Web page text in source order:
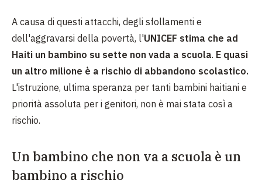
A causa di questi attacchi, degli sfollamenti e
dell'aggravarsi della povertà, l'UNICEF stima che ad
Haiti un bambino su sette non vada a scuola. E quasi
un altro milione è a rischio di abbandono scolastico.
L'istruzione, ultima speranza per tanti bambini haitiani e
priorità assoluta per i genitori, non è mai stata così a
rischio.
Un bambino che non va a scuola è un
bambino a rischio